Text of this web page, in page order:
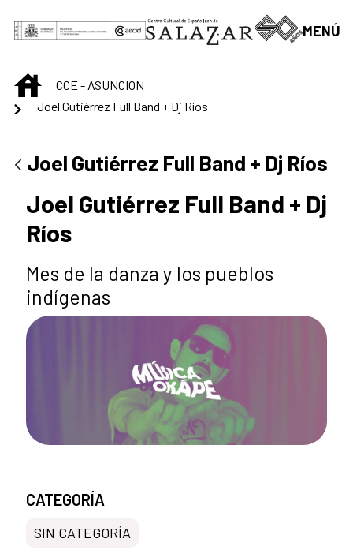
Saltar al contenido principal
MENÚ
INICIOCCE - ASUNCION
Joel Gutiérrez Full Band + Dj Ríos
Joel Gutiérrez Full Band + Dj Ríos
Joel Gutiérrez Full Band + Dj
Ríos
Mes de la danza y los pueblos
indígenas
CATEGORÍA
SIN CATEGORÍA